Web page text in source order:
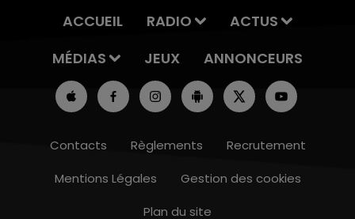
ACCUEIL RADIO
ACTUS
MÉDIAS
JEUX ANNONCEURS
Contacts Règlements
Recrutement
Mentions Légales
Gestion des cookies
Plan du site